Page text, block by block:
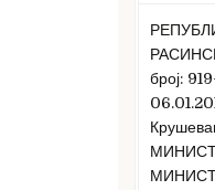
број: